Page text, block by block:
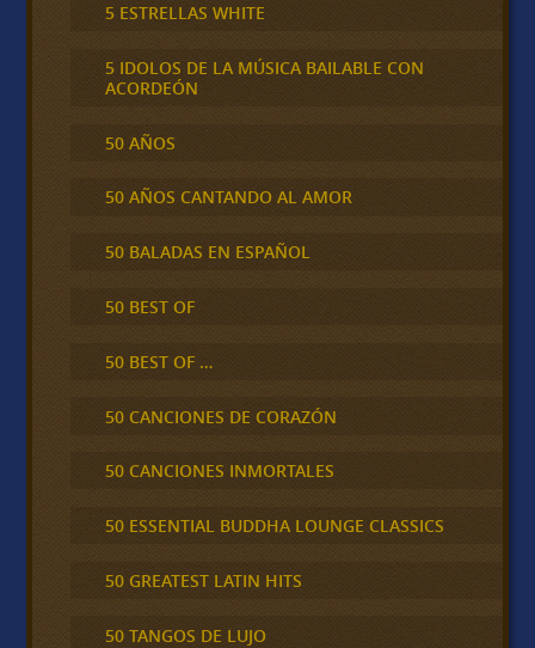
5 ESTRELLAS WHITE
5 IDOLOS DE LA MÚSICA BAILABLE CON
ACORDEÓN
50 AÑOS
50 AÑOS CANTANDO AL AMOR
50 BALADAS EN ESPAÑOL
50 BEST OF
50 BEST OF …
50 CANCIONES DE CORAZÓN
50 CANCIONES INMORTALES
50 ESSENTIAL BUDDHA LOUNGE CLASSICS
50 GREATEST LATIN HITS
50 TANGOS DE LUJO